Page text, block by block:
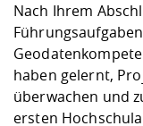
Nach Ihrem
haben gelernt,
überwachen und
ersten